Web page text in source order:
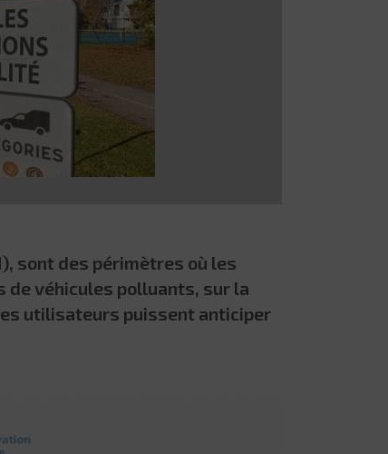
sont des périmètres où les
véhicules polluants, sur la
utilisateurs puissent anticiper